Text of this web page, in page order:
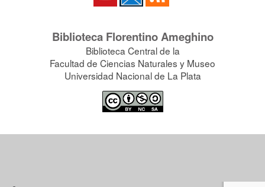
Biblioteca Florentino Ameghino
Biblioteca Central de la
Facultad de Ciencias Naturales y Museo
Universidad Nacional de La Plata